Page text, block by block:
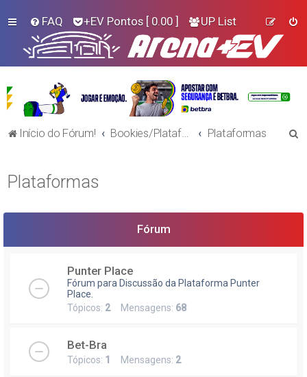
FAQ +EV Pontos [ 0.00 ] UP List
Início do Fórum! Bookies/Plataformas Plataformas
s
Plataformas
Fórum
Punter Place
Fórum para Discussão da Plataforma Punter
Place.
Tópicos: 2Mensagens: 68
Bet-Bra
Tópicos: 1 Mensagens: 2